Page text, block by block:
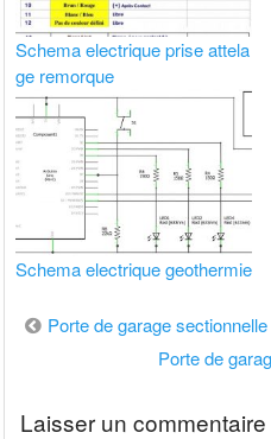
Schema electrique prise attela
ge remorque
Schema electrique geothermie
Navigation
Porte de garage
Porte de
Laisser un commentaire